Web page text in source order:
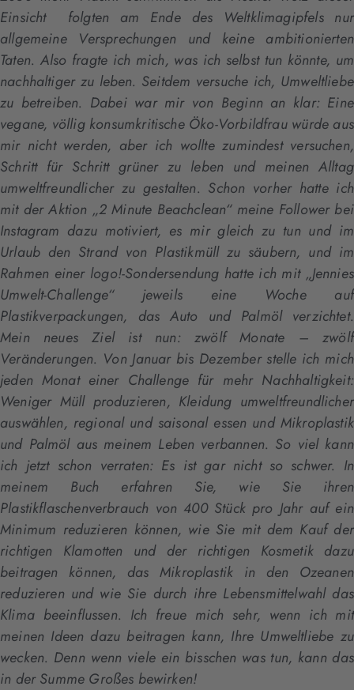
Einsicht folgten am Ende des Weltklimagipfels nur
allgemeine Versprechungen und keine ambitionierten
Taten. Also fragte ich mich, was ich selbst tun könnte, um
nachhaltiger zu leben. Seitdem versuche ich, Umweltliebe
zu betreiben. Dabei war mir von Beginn an klar: Eine
vegane, völlig konsumkritische Öko-Vorbildfrau würde aus
mir nicht werden, aber ich wollte zumindest versuchen,
Schritt für Schritt grüner zu leben und meinen Alltag
umweltfreundlicher zu gestalten. Schon vorher hatte ich
mit der Aktion „2 Minute Beachclean“ meine Follower bei
Instagram dazu motiviert, es mir gleich zu tun und im
Urlaub den Strand von Plastikmüll zu säubern, und im
Rahmen einer logo!-Sondersendung hatte ich mit „Jennies
Umwelt-Challenge“ jeweils eine Woche auf
Plastikverpackungen, das Auto und Palmöl verzichtet.
Mein neues Ziel ist nun: zwölf Monate – zwölf
Veränderungen. Von Januar bis Dezember stelle ich mich
jeden Monat einer Challenge für mehr Nachhaltigkeit:
Weniger Müll produzieren, Kleidung umweltfreundlicher
auswählen, regional und saisonal essen und Mikroplastik
und Palmöl aus meinem Leben verbannen. So viel kann
ich jetzt schon verraten: Es ist gar nicht so schwer. In
meinem Buch erfahren Sie, wie Sie ihren
Plastikflaschenverbrauch von 400 Stück pro Jahr auf ein
Minimum reduzieren können, wie Sie mit dem Kauf der
richtigen Klamotten und der richtigen Kosmetik dazu
beitragen können, das Mikroplastik in den Ozeanen
reduzieren und wie Sie durch ihre Lebensmittelwahl das
Klima beeinflussen. Ich freue mich sehr, wenn ich mit
meinen Ideen dazu beitragen kann, Ihre Umweltliebe zu
wecken. Denn wenn viele ein bisschen was tun, kann das
in der Summe Großes bewirken!